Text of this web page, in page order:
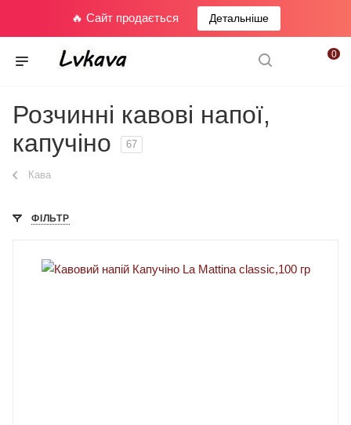
🔥 Сайт продається Детальніше
0
Розчинні кавові напої,
капучіно
67
Кава
ФІЛЬТР